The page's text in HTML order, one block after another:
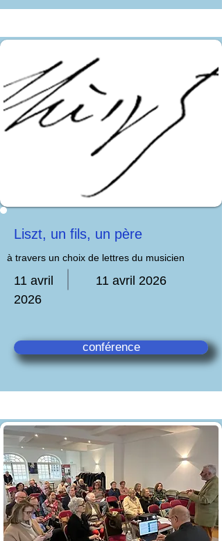
Liszt, un fils, un père
à travers un choix de lettres du musicien
11 avril
2026
11 avril 2026
conférence